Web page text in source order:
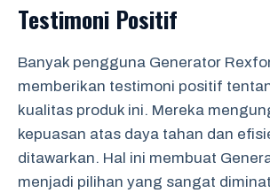
Testimoni Positif
Banyak pengguna Generator
memberikan testimoni positif
kualitas produk ini. Mereka
kepuasan atas daya tahan dan
ditawarkan. Hal ini membuat
menjadi pilihan yang sangat